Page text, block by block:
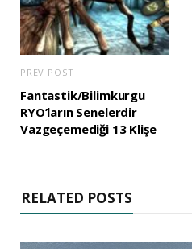
PREV POST
Fantastik/Bilimkurgu
RYO’ların Senelerdir
Vazgeçemediği 13 Klişe
RELATED POSTS